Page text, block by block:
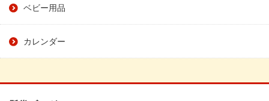
ベビー用品
カレンダー